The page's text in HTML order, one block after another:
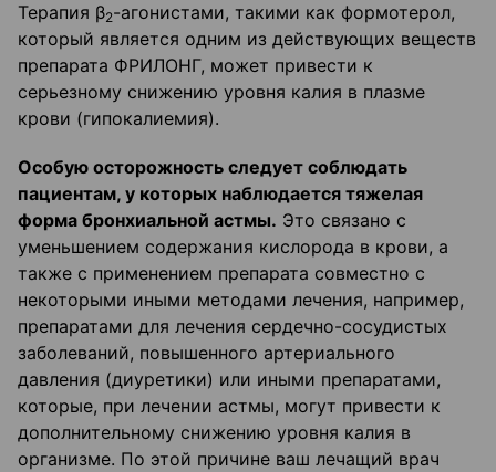
Терапия β2-агонистами, такими как формотерол,
который является одним из действующих веществ
препарата ФРИЛОНГ, может привести к
серьезному снижению уровня калия в плазме
крови (гипокалиемия).
Особую осторожность следует соблюдать
пациентам, у которых наблюдается тяжелая
форма бронхиальной астмы. Это связано с
уменьшением содержания кислорода в крови, а
также с применением препарата совместно с
некоторыми иными методами лечения, например,
препаратами для лечения сердечно-сосудистых
заболеваний, повышенного артериального
давления (диуретики) или иными препаратами,
которые, при лечении астмы, могут привести к
дополнительному снижению уровня калия в
организме. По этой причине ваш лечащий врач